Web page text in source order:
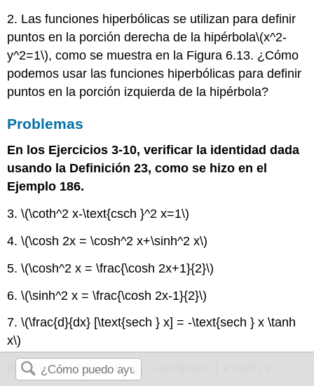
2. Las funciones hiperbólicas se utilizan para definir
puntos en la porción derecha de la hipérbola\(x^2-
y^2=1\), como se muestra en la Figura 6.13. ¿Cómo
podemos usar las funciones hiperbólicas para definir
puntos en la porción izquierda de la hipérbola?
Problemas
En los Ejercicios 3-10, verificar la identidad dada
usando la Definición 23, como se hizo en el
Ejemplo 186.
3.\(\coth^2 x-\text{csch }^2 x=1\)
4.\(\cosh 2x = \cosh^2 x+\sinh^2 x\)
5.\(\cosh^2 x = \frac{\cosh 2x+1}{2}\)
6.\(\sinh^2 x = \frac{\cosh 2x-1}{2}\)
7.\(\frac{d}{dx} [\text{sech } x] = -\text{sech } x \tanh
x\)
8.\(\frac{d}{dx} [\coth x] = -\text{sech } x \tanh x\)